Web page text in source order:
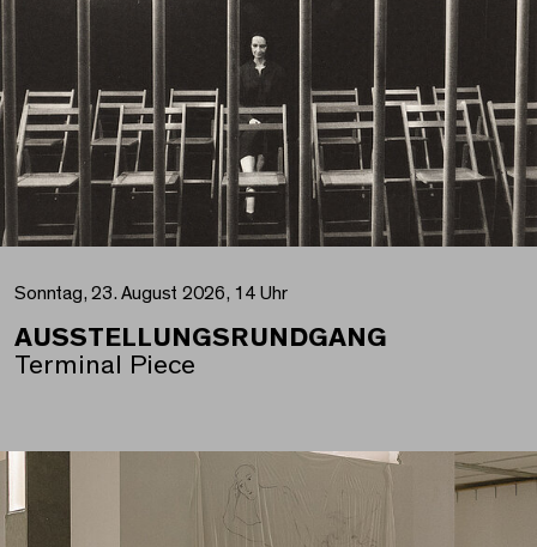
Sonntag, 23. August 2026, 14 Uhr
AUSSTELLUNGSRUNDGANG
Terminal Piece